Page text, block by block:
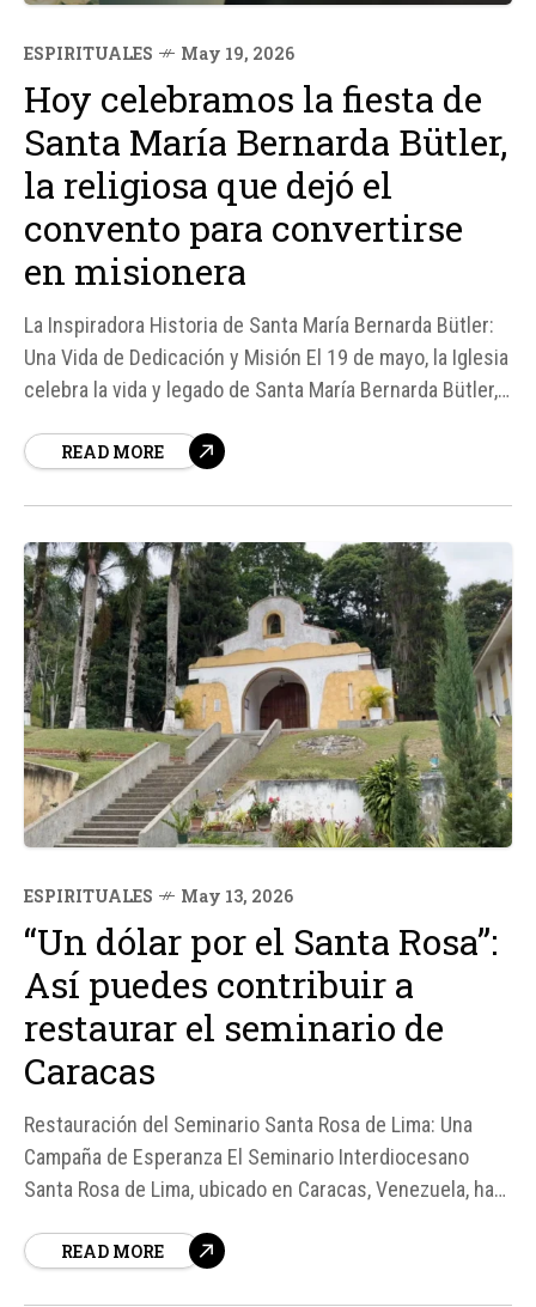
ESPIRITUALES May 19, 2026
Hoy celebramos la fiesta de
Santa María Bernarda Bütler,
la religiosa que dejó el
convento para convertirse
en misionera
La Inspiradora Historia de Santa María Bernarda Bütler:
Una Vida de Dedicación y Misión El 19 de mayo, la Iglesia
celebra la vida y legado de Santa María Bernarda Bütler,
de los pueblos abandonados de América del Sur.
READ MORE
ESPIRITUALES May 13, 2026
“Un dólar por el Santa Rosa”:
Así puedes contribuir a
restaurar el seminario de
Caracas
Restauración del Seminario Santa Rosa de Lima: Una
Campaña de Esperanza El Seminario Interdiocesano
Santa Rosa de Lima, ubicado en Caracas, Venezuela, ha
denominada "Un dólar por el Santa Rosa" con el objetivo
READ MORE